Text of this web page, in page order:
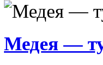
Медея —